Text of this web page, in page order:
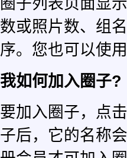
圈子列表页面显
数或照片数、组
序。您也可以使
我如何加入圈子?
要加入圈子，点
子后，它的名称